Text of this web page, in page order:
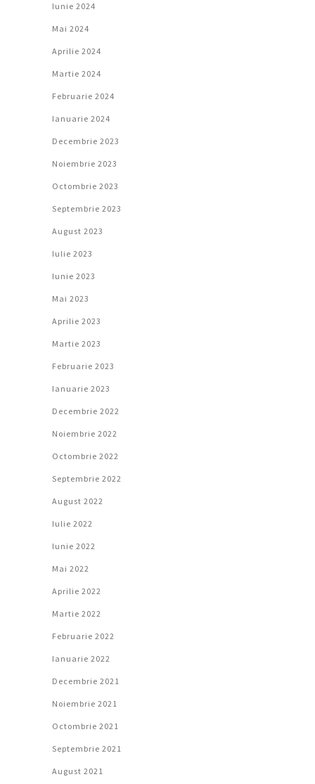
Iunie 2024
Mai 2024
Aprilie 2024
Martie 2024
Februarie 2024
Ianuarie 2024
Decembrie 2023
Noiembrie 2023
Octombrie 2023
Septembrie 2023
August 2023
Iulie 2023
Iunie 2023
Mai 2023
Aprilie 2023
Martie 2023
Februarie 2023
Ianuarie 2023
Decembrie 2022
Noiembrie 2022
Octombrie 2022
Septembrie 2022
August 2022
Iulie 2022
Iunie 2022
Mai 2022
Aprilie 2022
Martie 2022
Februarie 2022
Ianuarie 2022
Decembrie 2021
Noiembrie 2021
Octombrie 2021
Septembrie 2021
August 2021